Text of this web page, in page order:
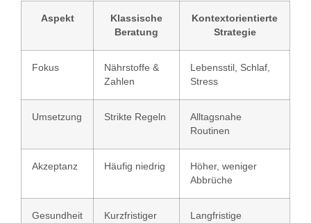
Aspekt
Klassische
Beratung
Kontextorientierte
Strategie
Fokus
Nährstoffe &
Zahlen
Lebensstil, Schlaf,
Stress
Umsetzung Strikte Regeln
Alltagsnahe
Routinen
Akzeptanz Häufig niedrig
Höher, weniger
Abbrüche
Gesundheit
Kurzfristiger
Langfristige